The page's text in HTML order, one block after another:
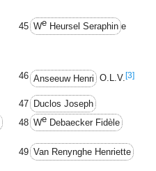
45 WeHeursel Seraphin e
46 Anseeuw Henri O.L.V.[3]
47
Duclos Joseph
48 WeDebaecker Fidèle
49 Van Renynghe Henriette